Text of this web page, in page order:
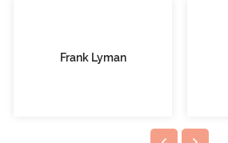
Frank Lyman